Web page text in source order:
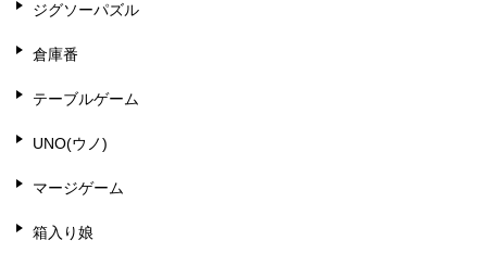
ジグソーパズル
倉庫番
テーブルゲーム
UNO(ウノ)
マージゲーム
箱入り娘